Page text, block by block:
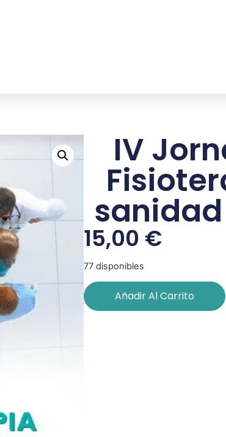
IV
15,00 €
77 disponibles
Añadir Al Carrito